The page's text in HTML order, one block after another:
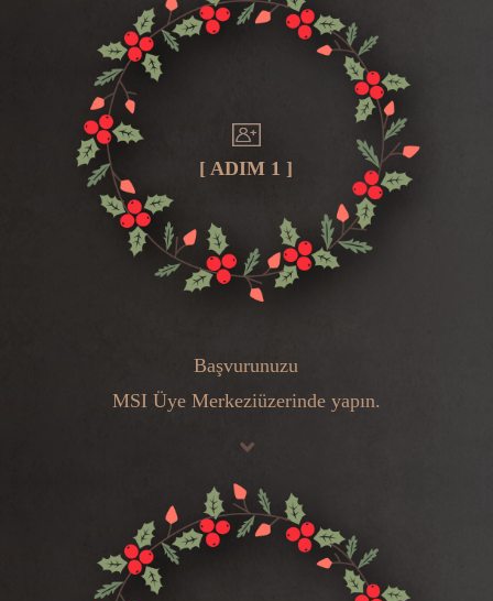
[ ADIM 1 ]
Başvurunuzu
MSI Üye Merkeziüzerinde yapın.